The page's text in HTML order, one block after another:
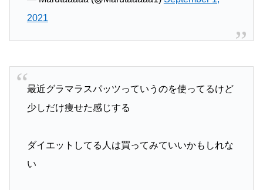
2021
最近グラマラスパッツっていうのを使ってるけど
少しだけ痩せた感じする
ダイエットしてる人は買ってみていいかもしれな
い